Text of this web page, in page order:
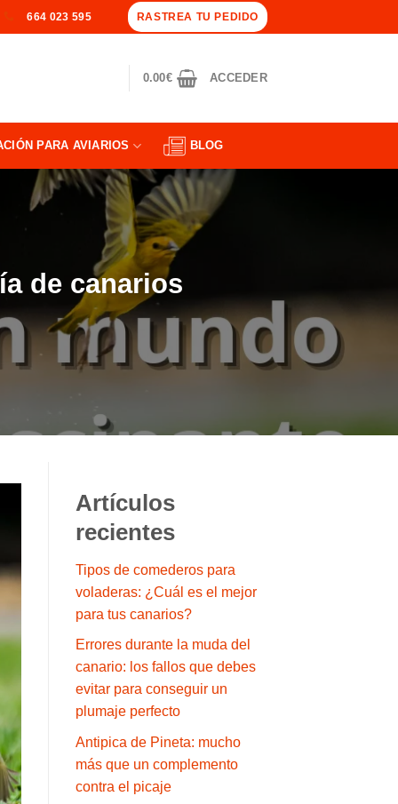
664 023 595 RASTREA TU PEDIDO
0.00€ ACCEDER
PARA AVIARIOS BLOG
de canarios
Artículos
recientes
Tipos de comederos para
voladeras: ¿Cuál es el mejor
para tus canarios?
Errores durante la muda del
canario: los fallos que debes
evitar para conseguir un
plumaje perfecto
Antipica de Pineta: mucho
más que un complemento
contra el picaje